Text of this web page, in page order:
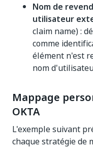
Nom de
utilisateur
claim name) :
comme
élément n'est
nom
Mappage
OKTA
L'exemple suivant
chaque stratégie de